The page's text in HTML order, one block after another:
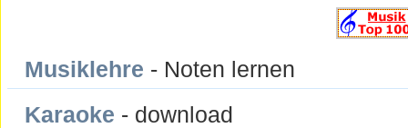
Musiklehre - Noten lernen
Karaoke - download